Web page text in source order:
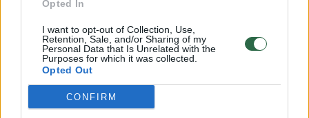
Opted In
I want to opt-out of Collection, Use,
Retention, Sale, and/or Sharing of my
Personal Data that Is Unrelated with the
Purposes for which it was collected.
Opted Out
CONFIRM
dvi moteris
Žinios | Lietuvos diena
Visi įrašai